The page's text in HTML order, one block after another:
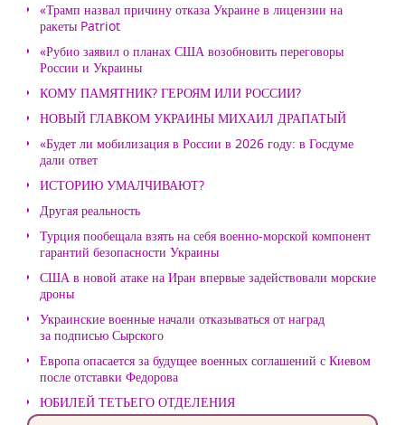
«Трамп назвал причину отказа Украине в лицензии на
ракеты Patriot
«Рубио заявил о планах США возобновить переговоры
России и Украины
КОМУ ПАМЯТНИК? ГЕРОЯМ ИЛИ РОССИИ?
НОВЫЙ ГЛАВКОМ УКРАИНЫ МИХАИЛ ДРАПАТЫЙ
«Будет ли мобилизация в России в 2026 году: в Госдуме
дали ответ
ИСТОРИЮ УМАЛЧИВАЮТ?
Другая реальность
Турция пообещала взять на себя военно-морской компонент
гарантий безопасности Украины
США в новой атаке на Иран впервые задействовали морские
дроны
Украинские военные начали отказываться от наград
за подписью Сырского
Европа опасается за будущее военных соглашений с Киевом
после отставки Федорова
ЮБИЛЕЙ ТЕТЬЕГО ОТДЕЛЕНИЯ